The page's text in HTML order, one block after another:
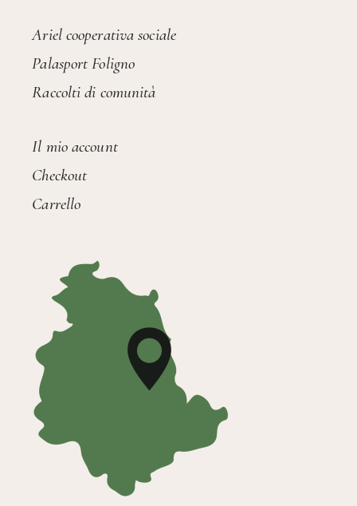
Ariel cooperativa sociale
Palasport Foligno
Raccolti di comunità
Il mio account
Checkout
Carrello